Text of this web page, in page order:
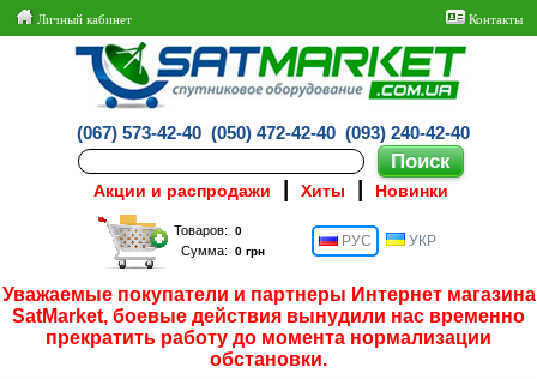
Личный кабинет Контакты
(067) 573-42-40 (050) 472-42-40 (093) 240-42-40
Акции и распродажи Хиты Новинки
Товаров:
Сумма:
РУС УКР
Уважаемые покупатели и партнеры Интернет магазина
SatMarket, боевые действия вынудили нас временно
прекратить работу до момента нормализации
обстановки.